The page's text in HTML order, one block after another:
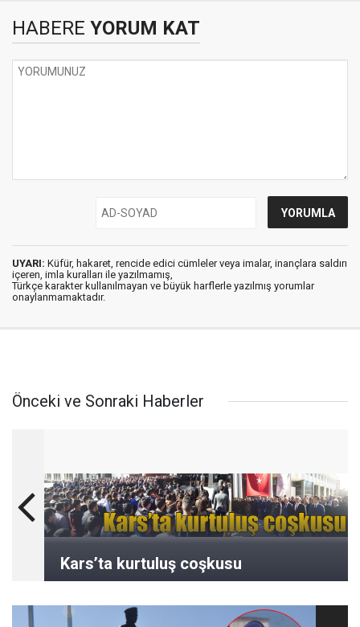
HABERE YORUM KAT
UYARI: Küfür, hakaret, rencide edici cümleler veya imalar, inançlara saldırı
içeren, imla kuralları ile yazılmamış,
Türkçe karakter kullanılmayan ve büyük harflerle yazılmış yorumlar
onaylanmamaktadır.
Önceki ve Sonraki Haberler
Kars’ta kurtuluş coşkusu